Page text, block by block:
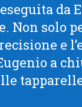
da
Non solo
e
a